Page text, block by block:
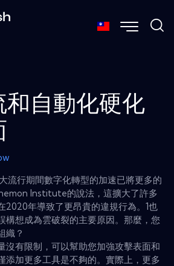
和自動化硬化
流行期間數字化轉型的加速已將更多的
Institute的說法，這擴大了許多
2020年導致了更昂貴的違規行為。1也
構想成為雲破裂的主要原因。那麼，您
織？
沒有限制，可以幫助您加強攻擊表面和
添加更多工具是不夠的。實際上，更多